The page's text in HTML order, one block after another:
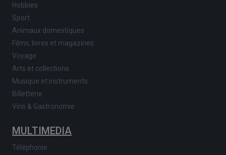
Hobbies
Sport
Animaux domestiques
Films, livres et magazines
Voyage
Arts et collections
Musique et instruments
Billetterie
Vins & Gastronomie
MULTIMEDIA
Téléphonie